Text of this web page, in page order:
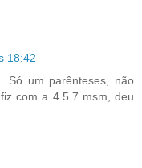
18:42
Só um parênteses, não
com a 4.5.7 msm, deu